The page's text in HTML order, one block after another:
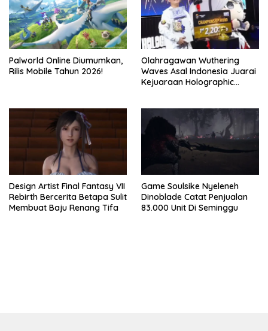
Palworld Online Diumumkan,
Rilis Mobile Tahun 2026!
Olahragawan Wuthering
Waves Asal Indonesia Juarai
Kejuaraan Holographic
Design Artist Final Fantasy VII
Rebirth Bercerita Betapa Sulit
Membuat Baju Renang Tifa
Game Soulsike Nyeleneh
Dinoblade Catat Penjualan
83.000 Unit Di Seminggu